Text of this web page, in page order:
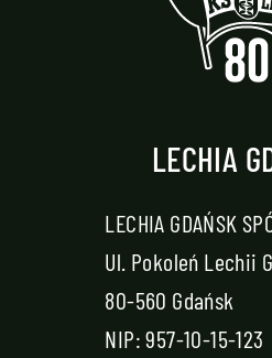
LECHIA
LECHIA GDAŃSK
Ul. Pokoleń Lechii
80-560 Gdańsk
NIP: 957-10-15-123